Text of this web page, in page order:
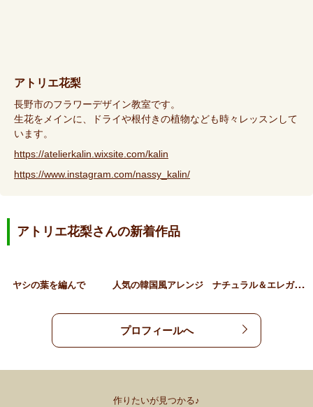
アトリエ花梨
長野市のフラワーデザイン教室です。
生花をメインに、ドライや根付きの植物なども時々レッスンして
います。
https://atelierkalin.wixsite.com/kalin
https://www.instagram.com/nassy_kalin/
アトリエ花梨さんの新着作品
ヤシの葉を編んで 人気の韓国風アレンジ ナ
チュラル＆エレガント
プロフィールへ
作りたいが見つかる♪